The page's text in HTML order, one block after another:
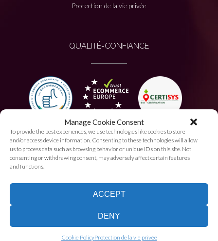
Manage Cookie Consent
To provide the best experiences, we use technologies like cookies to store
and/or access device information. Consenting to these technologies will allow
us to process data such as browsing behavior or unique IDs on this site. Not
consenting or withdrawing consent, may adversely affect certain features
and functions.
ACCEPT
DENY
Cookie PolicyProtection de la vie privée
Protection de la vie privée
QUALITÉ-CONFIANCE
PAIEMENT AUTORISÉ
Je suis bien, je suis chezVinQuotidien!